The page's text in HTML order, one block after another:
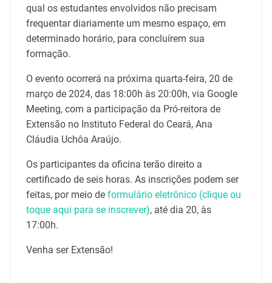
qual os estudantes envolvidos não precisam
frequentar diariamente um mesmo espaço, em
determinado horário, para concluírem sua
formação.
O evento ocorrerá na próxima quarta-feira, 20 de
março de 2024, das 18:00h às 20:00h, via Google
Meeting, com a participação da Pró-reitora de
Extensão no Instituto Federal do Ceará, Ana
Cláudia Uchôa Araújo.
Os participantes da oficina terão direito a
certificado de seis horas. As inscrições podem ser
feitas, por meio de formulário eletrônico (clique ou
toque aqui para se inscrever), até dia 20, às
17:00h.
Venha ser Extensão!